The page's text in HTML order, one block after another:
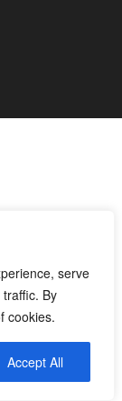
serve
By
cookies.
Accept All